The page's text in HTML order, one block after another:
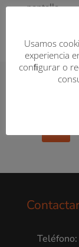
pantalla
Usamos
experiencia
conﬁgurar o